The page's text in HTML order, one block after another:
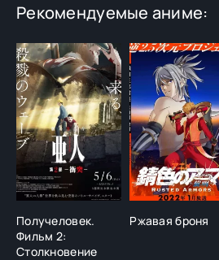
Рекомендуемые аниме:
Получеловек.
Фильм 2:
Столкновение
Ржавая броня